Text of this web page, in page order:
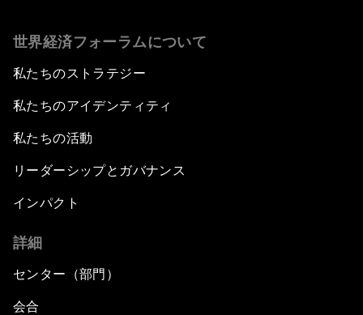
世界経済フォーラムについて
私たちのストラテジー
私たちのアイデンティティ
私たちの活動
リーダーシップとガバナンス
インパクト
詳細
センター（部門）
会合